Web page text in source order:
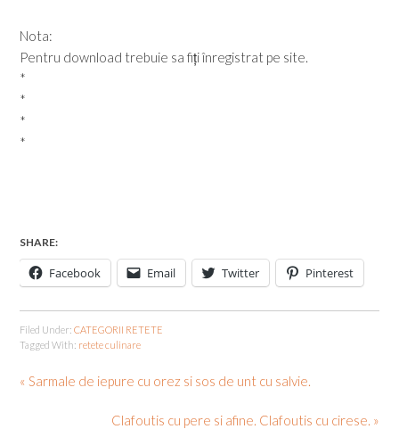
Nota:
Pentru download trebuie sa fiți înregistrat pe site.
*
*
*
*
SHARE:
Facebook Email Twitter Pinterest
Filed Under:CATEGORII RETETE
Tagged With: retete culinare
« Sarmale de iepure cu orez si sos de unt cu salvie.
Clafoutis cu pere si afine. Clafoutis cu cirese. »